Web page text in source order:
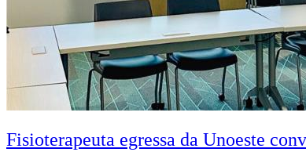
Fisioterapeuta egressa da Unoeste